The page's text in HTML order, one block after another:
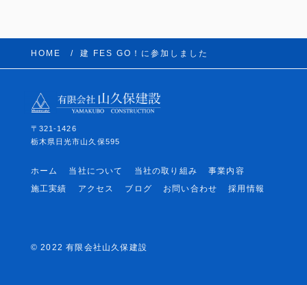
HOME 建 FES GO！に参加しました
〒321-1426
栃木県日光市山久保595
ホーム 当社について 当社の取り組み
事業内容
施工実績
アクセス ブログ お問い合わせ 採用情報
© 2022 有限会社山久保建設